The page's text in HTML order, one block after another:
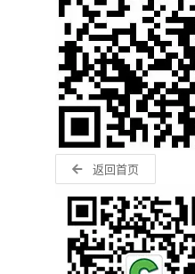
返回首页